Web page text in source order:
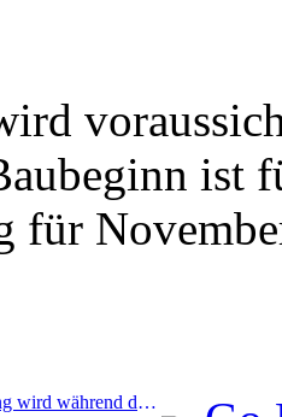
ist
für
Prev:Der Flughafen Daxing wird während der Feiertage zum „Nationalfeiertag“ im Jahr 2025 über 1,3 Millionen Passagiere befördern